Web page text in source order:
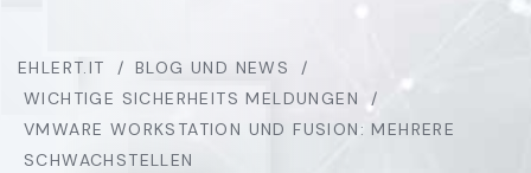
EHLERT.IT
BLOG UND NEWS
WICHTIGE SICHERHEITS MELDUNGEN
VMWARE WORKSTATION UND FUSION: MEHRERE
SCHWACHSTELLEN